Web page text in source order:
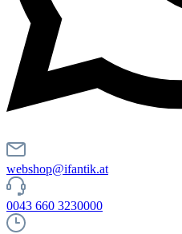
webshop@ifantik.at
0043 660 3230000